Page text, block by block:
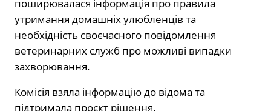
поширювалася інформація про правила
утримання домашніх улюбленців та
необхідність своєчасного повідомлення
ветеринарних служб про можливі випадки
захворювання.
Комісія взяла інформацію до відома та
підтримала проєкт рішення.